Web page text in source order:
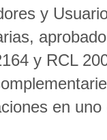
y
y RCL
en